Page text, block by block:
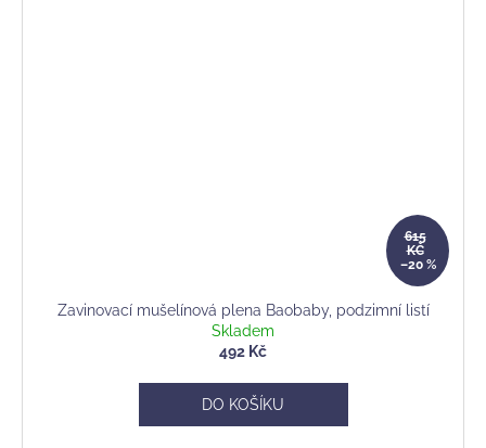
615
KČ
–20 %
Zavinovací mušelínová plena Baobaby, podzimní listí
Skladem
492 Kč
DO KOŠÍKU